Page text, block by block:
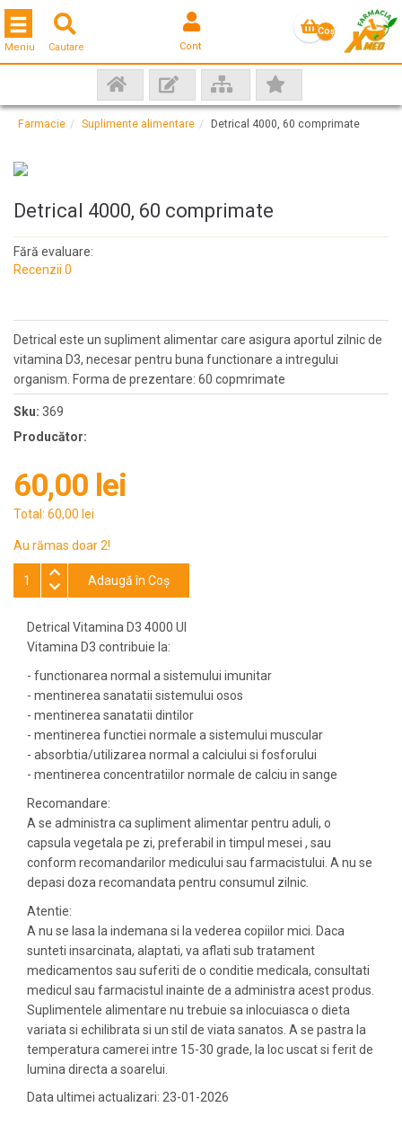
Cautare Cont
Coş
Toggle navigation
Meniu
Farmacie Suplimente alimentare Detrical 4000, 60 comprimate
Detrical 4000, 60 comprimate
Fără evaluare:
Recenzii 0
Detrical este un supliment alimentar care asigura aportul zilnic de
vitamina D3, necesar pentru buna functionare a intregului
organism. Forma de prezentare: 60 copmrimate
Sku: 369
Producător:
60,00 lei
Total: 60,00 lei
Au rămas doar 2!
Adaugă în Coş
Detrical Vitamina D3 4000 UI
Vitamina D3 contribuie la:
- functionarea normal a sistemului imunitar
- mentinerea sanatatii sistemului osos
- mentinerea sanatatii dintilor
- mentinerea functiei normale a sistemului muscular
- absorbtia/utilizarea normal a calciului si fosforului
- mentinerea concentratiilor normale de calciu in sange
Recomandare:
A se administra ca supliment alimentar pentru aduli, o
capsula vegetala pe zi, preferabil in timpul mesei , sau
conform recomandarilor medicului sau farmacistului. A nu se
depasi doza recomandata pentru consumul zilnic.
Atentie:
A nu se lasa la indemana si la vederea copiilor mici. Daca
sunteti insarcinata, alaptati, va aflati sub tratament
medicamentos sau suferiti de o conditie medicala, consultati
medicul sau farmacistul inainte de a administra acest produs.
Suplimentele alimentare nu trebuie sa inlocuiasca o dieta
variata si echilibrata si un stil de viata sanatos. A se pastra la
temperatura camerei intre 15-30 grade, la loc uscat si ferit de
lumina directa a soarelui.
Data ultimei actualizari: 23-01-2026